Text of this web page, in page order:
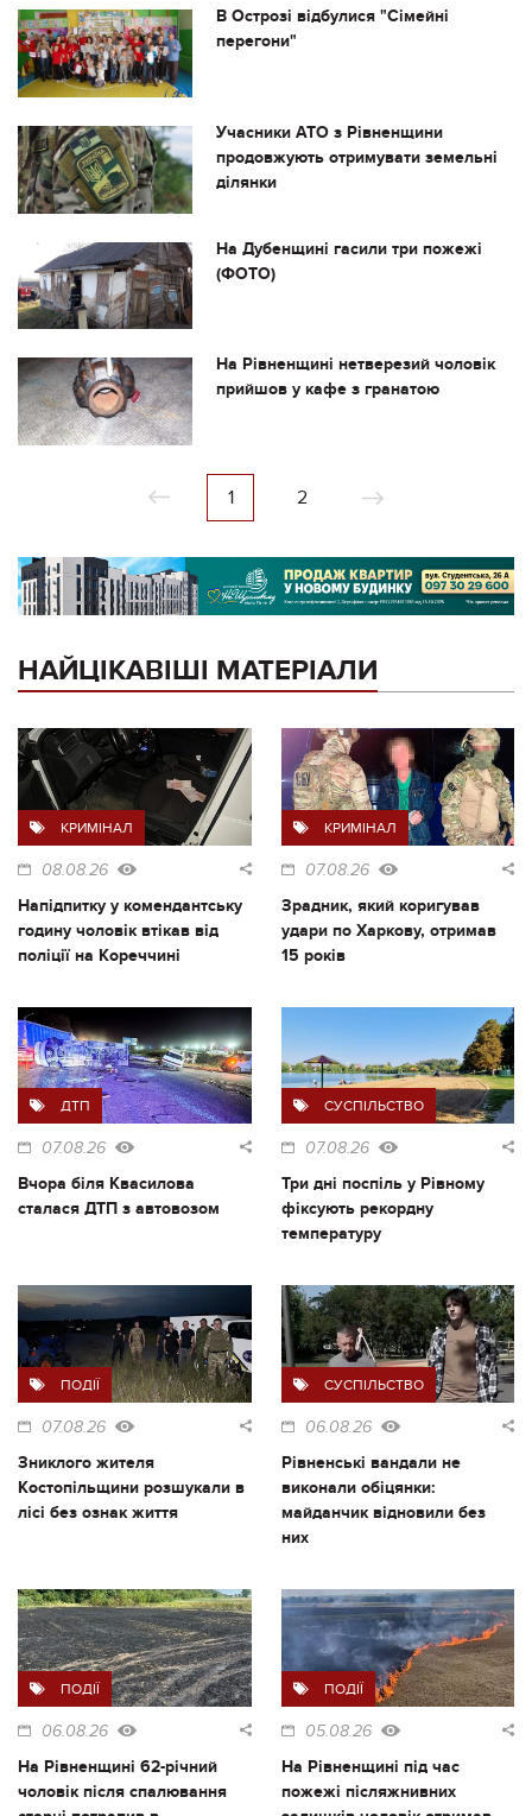
В Острозі відбулися "Сімейні
перегони"
Учасники АТО з Рівненщини
продовжують отримувати земельні
ділянки
На Дубенщині гасили три пожежі
(ФОТО)
На Рівненщині нетверезий чоловік
прийшов у кафе з гранатою
1 2
НАЙЦІКАВІШІ МАТЕРІАЛИ
КРИМІНАЛ
08.08.26
Напідпитку у комендантську
годину чоловік втікав від
поліції на Кореччині
КРИМІНАЛ
07.08.26
Зрадник, який коригував
удари по Харкову, отримав
15 років
ДТП
07.08.26
Вчора біля Квасилова
сталася ДТП з автовозом
СУСПІЛЬСТВО
07.08.26
Три дні поспіль у Рівному
фіксують рекордну
температуру
ПОДІЇ
07.08.26
Зниклого жителя
Костопільщини розшукали в
лісі без ознак життя
СУСПІЛЬСТВО
06.08.26
Рівненські вандали не
виконали обіцянки:
майданчик відновили без
них
ПОДІЇ
06.08.26
На Рівненщині 62-річний
чоловік після спалювання
ПОДІЇ
05.08.26
На Рівненщині під час
пожежі післяжнивних